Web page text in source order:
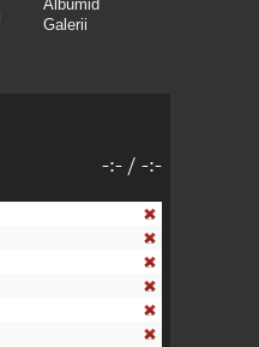
Albumid
Galerii
-:- / -:-